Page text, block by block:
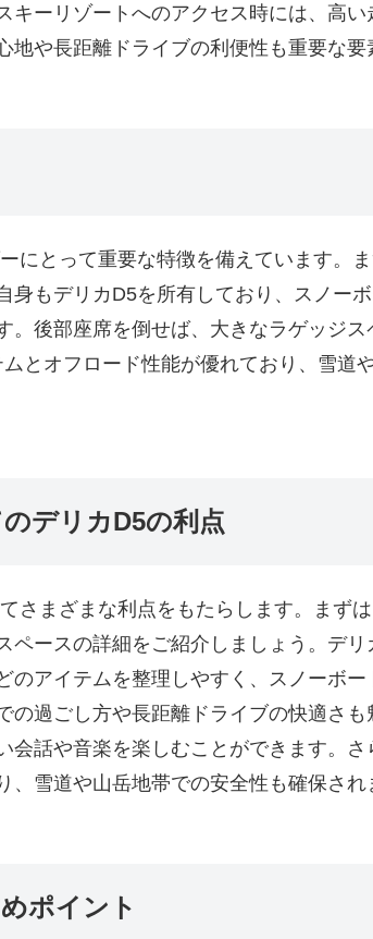
キーリゾートへのアクセス時には、高
や長距離ドライブの利便性も重要な要
にとって重要な特徴を備えています。
身もデリカD5を所有しており、スノー
。後部座席を倒せば、大きなラゲッジス
とオフロード性能が優れており、雪道
デリカD5の利点
さまざまな利点をもたらします。まず
ースの詳細をご紹介しましょう。デリ
のアイテムを整理しやすく、スノーボ
の過ごし方や長距離ドライブの快適さ
会話や音楽を楽しむことができます。
雪道や山岳地帯での安全性も確保され
ポイント